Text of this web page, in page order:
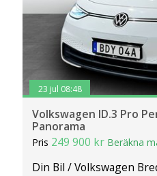
23 jul 08:48
Volkswagen ID.3 Pro
Panorama
Pris 249 900 kr Beräkna
Din Bil / Volkswagen